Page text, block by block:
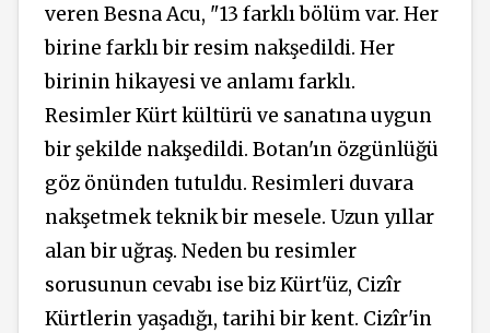
veren Besna Acu, "13 farklı bölüm var. Her
birine farklı bir resim nakşedildi. Her
birinin hikayesi ve anlamı farklı.
Resimler Kürt kültürü ve sanatına uygun
bir şekilde nakşedildi. Botan'ın özgünlüğü
göz önünden tutuldu. Resimleri duvara
nakşetmek teknik bir mesele. Uzun yıllar
alan bir uğraş. Neden bu resimler
sorusunun cevabı ise biz Kürt'üz, Cizîr
Kürtlerin yaşadığı, tarihi bir kent. Cizîr'in